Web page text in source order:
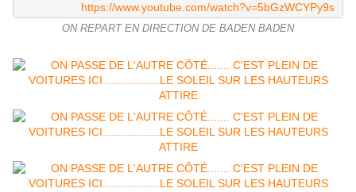
https://www.youtube.com/watch?v=5bGzWCYPy9s
ON REPART EN DIRECTION DE BADEN BADEN